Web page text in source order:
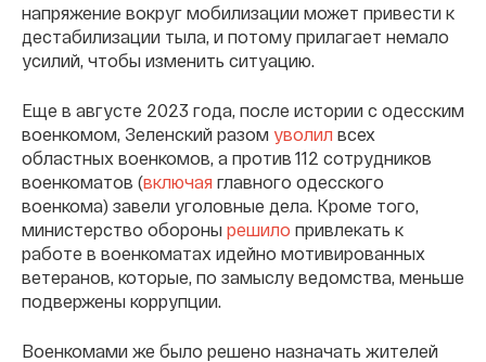
напряжение вокруг мобилизации может привести к
дестабилизации тыла, и потому прилагает немало
усилий, чтобы изменить ситуацию.
Еще в августе 2023 года, после истории с одесским
военкомом, Зеленский разом уволил всех
областных военкомов, а против 112 сотрудников
военкоматов (включая главного одесского
военкома) завели уголовные дела. Кроме того,
министерство обороны решило привлекать к
работе в военкоматах идейно мотивированных
ветеранов, которые, по замыслу ведомства, меньше
подвержены коррупции.
Военкомами же было решено назначать жителей